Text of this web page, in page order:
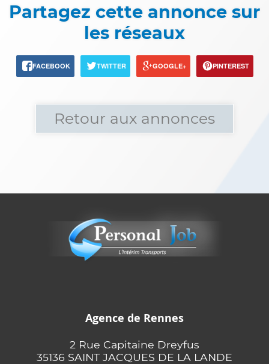
Partagez cette annonce sur
les réseaux
FACEBOOK TWITTER GOOGLE+ PINTEREST
Retour aux annonces
Agence de Rennes
2 Rue Capitaine Dreyfus
35136 SAINT JACQUES DE LA LANDE